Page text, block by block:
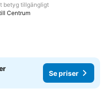
betyg tillgängligt
Centrum
Se priser